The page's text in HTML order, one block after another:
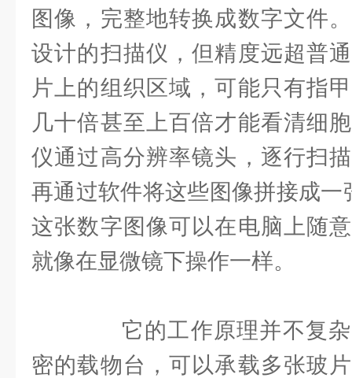
图像，完整地转换成数字文件
设计的扫描仪，但精度远超普
片上的组织区域，可能只有指
几十倍甚至上百倍才能看清细
仪通过高分辨率镜头，逐行扫
再通过软件将这些图像拼接成一
这张数字图像可以在电脑上随
就像在显微镜下操作一样。
它的工作原理并不复杂
密的载物台，可以承载多张玻